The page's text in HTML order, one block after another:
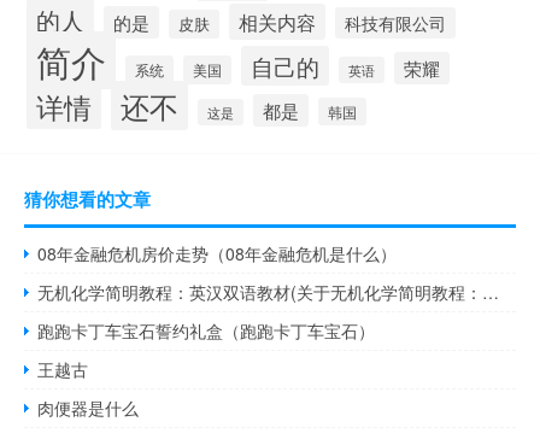
的人 的是 皮肤 相关内容 科技有限公司
简介 系统 美国 自己的 英语 荣耀
详情 还不 这是 都是 韩国
猜你想看的文章
08年金融危机房价走势（08年金融危机是什么）
无机化学简明教程：英汉双语教材(关于无机化学简明教程：英汉双语教材的简介)
跑跑卡丁车宝石誓约礼盒（跑跑卡丁车宝石）
王越古
肉便器是什么